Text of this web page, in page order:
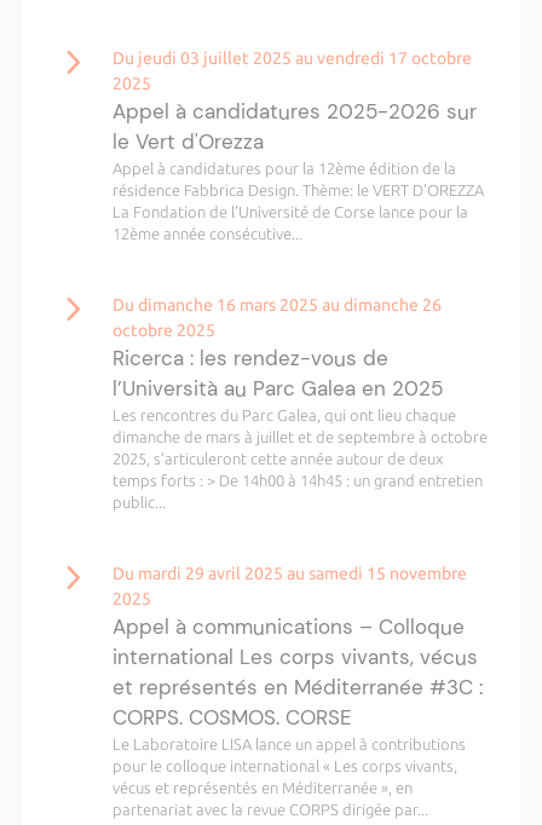
Du jeudi 03 juillet 2025 au vendredi 17 octobre
2025
Appel à candidatures 2025-2026 sur
le Vert d'Orezza
Appel à candidatures pour la 12ème édition de la
résidence Fabbrica Design. Thème: le VERT D'OREZZA
La Fondation de l'Université de Corse lance pour la
12ème année consécutive...
Du dimanche 16 mars 2025 au dimanche 26
octobre 2025
Ricerca : les rendez-vous de
l’Università au Parc Galea en 2025
Les rencontres du Parc Galea, qui ont lieu chaque
dimanche de mars à juillet et de septembre à octobre
2025, s’articuleront cette année autour de deux
temps forts : > De 14h00 à 14h45 : un grand entretien
public...
Du mardi 29 avril 2025 au samedi 15 novembre
2025
Appel à communications – Colloque
international Les corps vivants, vécus
et représentés en Méditerranée #3C :
CORPS. COSMOS. CORSE
Le Laboratoire LISA lance un appel à contributions
pour le colloque international « Les corps vivants,
vécus et représentés en Méditerranée », en
partenariat avec la revue CORPS dirigée par...